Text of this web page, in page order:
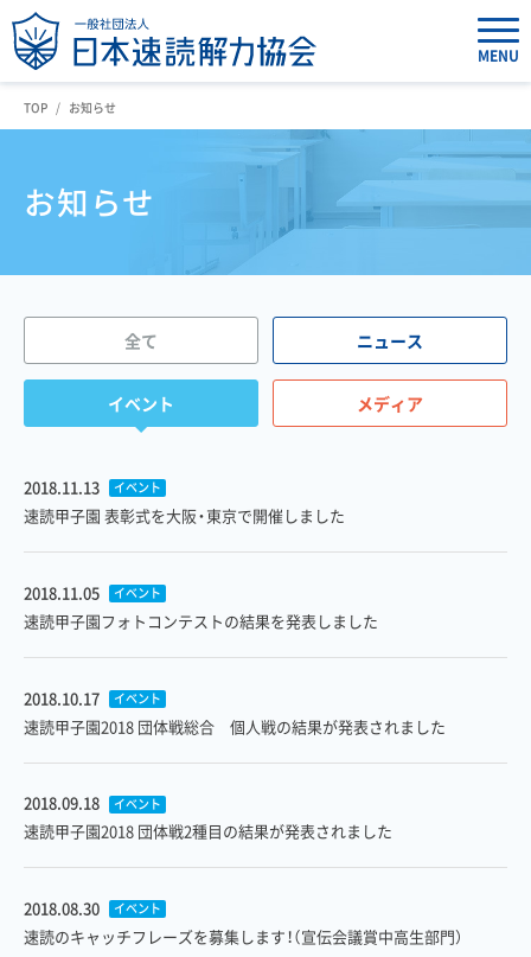
MENU
TOP お知らせ
お知らせ
全て ニュース
イベント メディア
2018.11.13 イベント
速読甲子園 表彰式を大阪・東京で開催しました
2018.11.05 イベント
速読甲子園フォトコンテストの結果を発表しました
2018.10.17 イベント
速読甲子園2018 団体戦総合 個人戦の結果が発表されました
2018.09.18 イベント
速読甲子園2018 団体戦2種目の結果が発表されました
2018.08.30 イベント
速読のキャッチフレーズを募集します！（宣伝会議賞中高生部門）